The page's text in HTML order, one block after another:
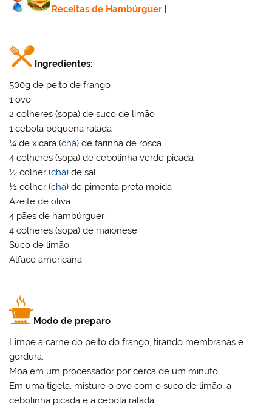
Receitas de Hambúrguer
.
Ingredientes:
500g de peito de frango
1 ovo
2 colheres (sopa) de suco de limão
1 cebola pequena ralada
¼ de xícara (chá) de farinha de rosca
4 colheres (sopa) de cebolinha verde picada
½ colher (chá) de sal
½ colher (chá) de pimenta preta moída
Azeite de oliva
4 pães de hambúrguer
4 colheres (sopa) de maionese
Suco de limão
Alface americana
Modo de preparo
Limpe a carne do peito do frango, tirando membranas e
gordura.
Moa em um processador por cerca de um minuto.
Em uma tigela, misture o ovo com o suco de limão, a
cebolinha picada e a cebola ralada.